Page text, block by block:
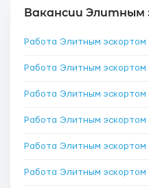
Вакансии Элитным
Работа Элитным эскортом
Работа Элитным эскортом
Работа Элитным эскортом
Работа Элитным эскортом
Работа Элитным эскортом
Работа Элитным